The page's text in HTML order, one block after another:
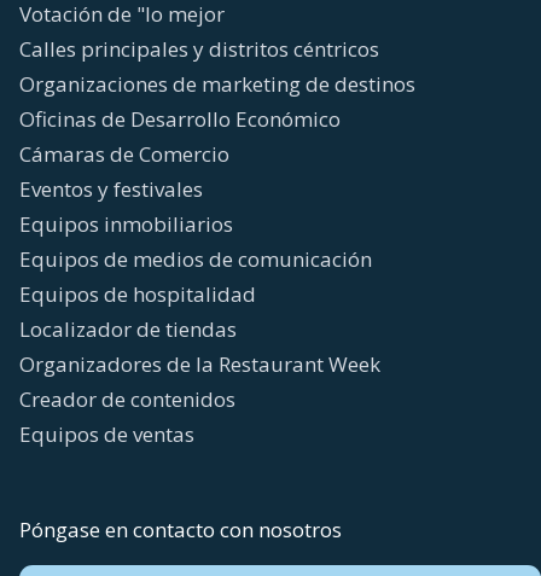
Votación de "lo mejor
Calles principales y distritos céntricos
Organizaciones de marketing de destinos
Oficinas de Desarrollo Económico
Cámaras de Comercio
Eventos y festivales
Equipos inmobiliarios
Equipos de medios de comunicación
Equipos de hospitalidad
Localizador de tiendas
Organizadores de la Restaurant Week
Creador de contenidos
Equipos de ventas
Póngase en contacto con nosotros